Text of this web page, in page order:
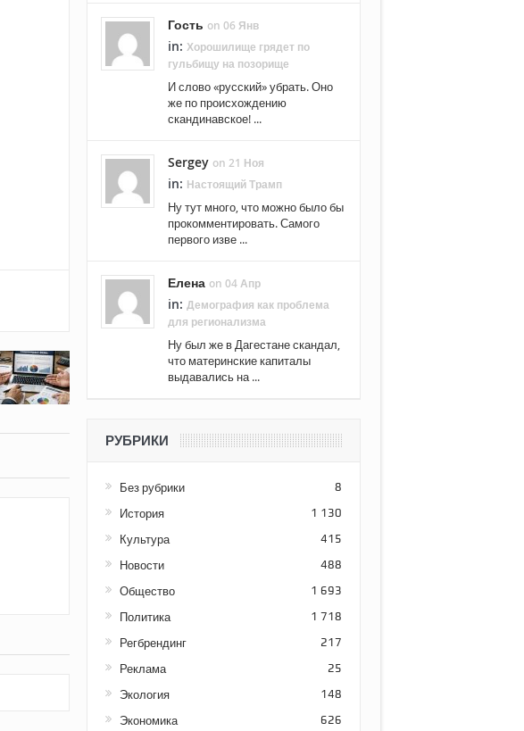
Гость on 06 Янв
in: Хорошилище грядет по
гульбищу на позорище
И слово «русский» убрать. Оно
же по происхождению
скандинавское! ...
Sergey on 21 Ноя
in: Настоящий Трамп
Ну тут много, что можно было бы
прокомментировать. Самого
первого изве ...
Елена on 04 Апр
in: Демография как проблема
для регионализма
Ну был же в Дагестане скандал,
что материнские капиталы
выдавались на ...
РУБРИКИ
Без рубрики 8
История 1 130
Культура 415
Новости 488
Общество 1 693
Политика 1 718
Регбрендинг 217
Реклама 25
Экология 148
Экономика 626